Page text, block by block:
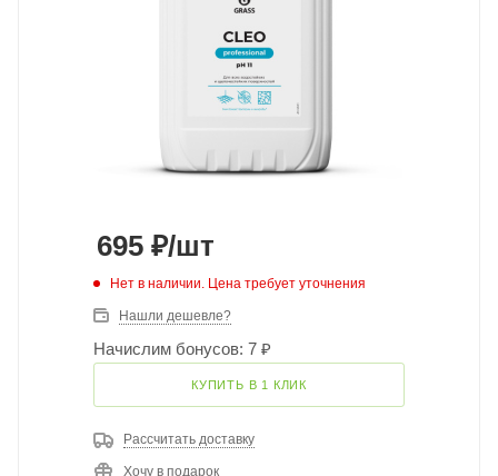
695 ₽/шт
Нет в наличии. Цена требует уточнения
Нашли дешевле?
Начислим бонусов: 7 ₽
КУПИТЬ В 1 КЛИК
Рассчитать доставку
Хочу в подарок